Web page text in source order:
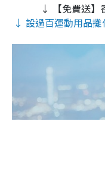
↓ 【免費送】
↓ 設過百運動用品